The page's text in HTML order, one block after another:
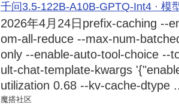
千问3.5-122B-A10B-GPTQ-Int4 · 模
2026年4月24日 prefix-caching --
om-all-reduce --max-num-
only --enable-auto-tool-choice --
ult-chat-template-kwargs
utilization 0.68 --kv-cache-dtype
魔搭社区